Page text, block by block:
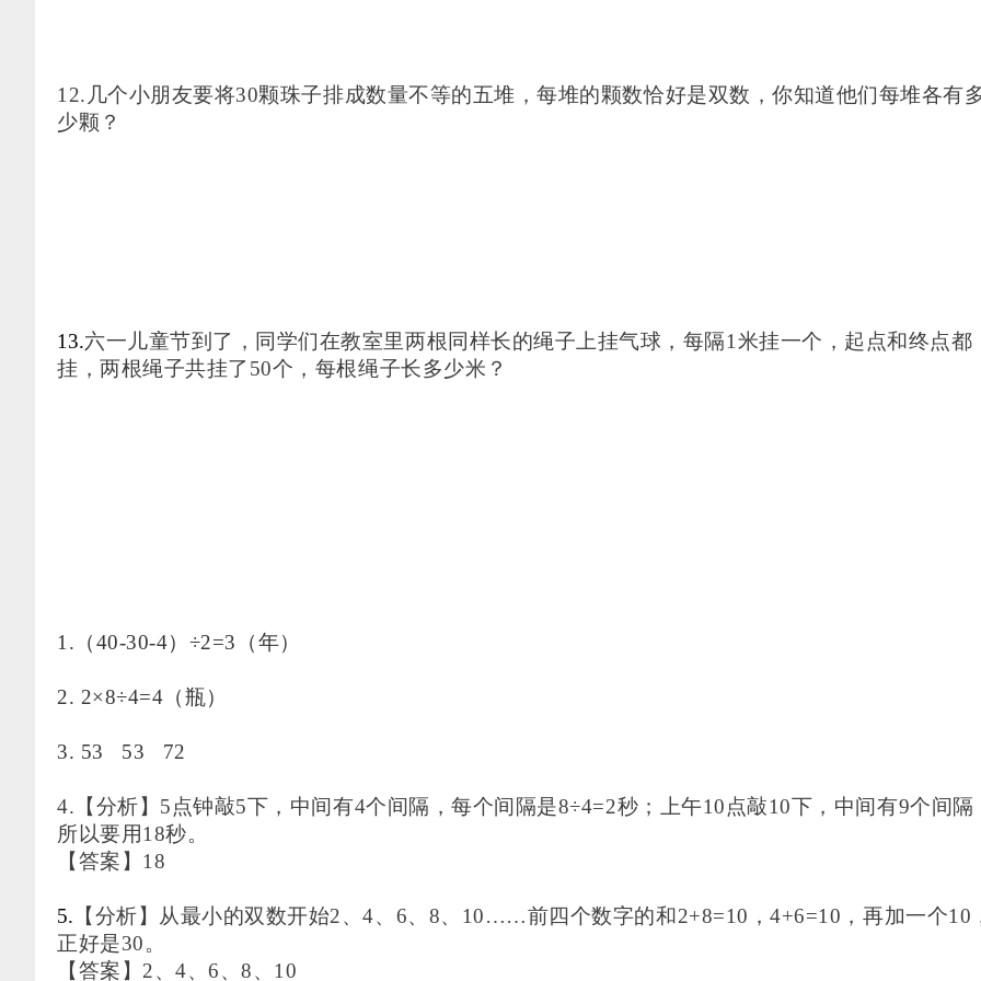
12.几个小朋友要将30颗珠子排成数量不等的五堆，每堆的颗数恰好是双数，你知道他们每堆各有
少颗？
13.六一儿童节到了，同学们在教室里两根同样长的绳子上挂气球，每隔1米挂一个，起点和终点都
挂，两根绳子共挂了50个，每根绳子长多少米？
1.（40-30-4）÷2=3（年）
2. 2×8÷4=4（瓶）
3. 53 53 72
4.【分析】5点钟敲5下，中间有4个间隔，每个间隔是8÷4=2秒；上午10点敲10下，中间有9个间隔
所以要用18秒。
【答案】 18
5. 【分析】从最小的双数开始2、4、6、8、10……前四个数字的和2+8=10，4+6=10，再加一个10
正好是30。
【答案】 2、4、6、8、10